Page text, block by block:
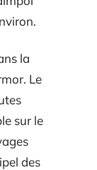
la
Le
sur le
des